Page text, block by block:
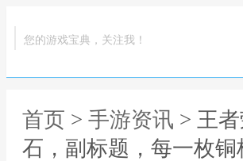
您的游戏宝典，关注我！
首页 > 手游资讯 > 王
石，副标题，每一枚